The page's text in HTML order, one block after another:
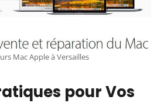
Mac Apple à Versailles
pour Vos